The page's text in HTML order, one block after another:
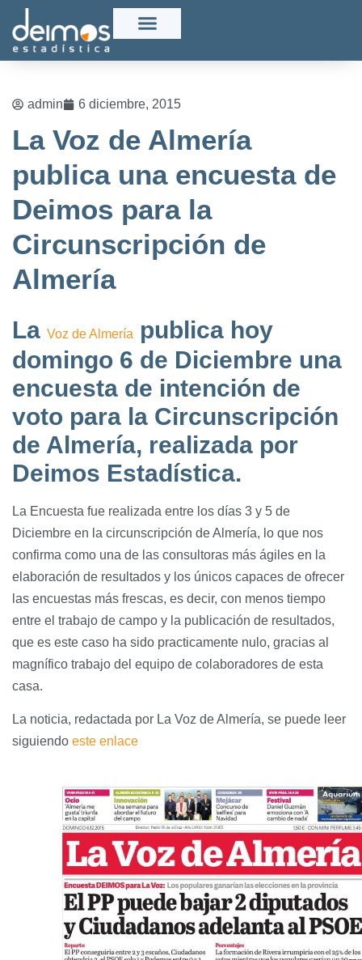
admin 6 diciembre, 2015
La Voz de Almería
publica una encuesta de
Deimos para la
Circunscripción de
Almería
La Voz de Almería
publica hoy
domingo 6 de Diciembre una
encuesta de intención de
voto para la Circunscripción
de Almería, realizada por
Deimos Estadística.
La Encuesta fue realizada entre los días 3 y 5 de
Diciembre en la circunscripción de Almería, lo que nos
confirma como una de las consultoras más ágiles en la
elaboración de resultados y los únicos capaces de ofrecer
las encuestas más frescas, es decir, con menos tiempo
entre el trabajo de campo y la publicación de resultados,
que es este caso ha sido practicamente nulo, gracias al
magnífico trabajo del equipo de colaboradores de esta
casa.
La noticia, redactada por La Voz de Almería, se puede leer
siguiendo este enlace